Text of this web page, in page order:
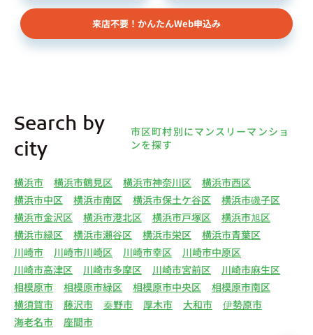
依頼者、 公開情報などから取得した不動産所有者
様（以下総称して「オーナー様」といいます）の個
人情報を取得します。取得する個人情報は、上記
下記（1）～（13）における利用目的のために利用
し、また、利用目的を達成するために必要な範囲で
リー物件の紹介、利用契約に関する連絡、利用契約
の締結、履行。（2）弊社の他のマンスリー物件お
よびサービスの紹介ならびにお客様・オーナー様に
とって有用と思われる弊社提携先の商品・サービス
等を紹介するためのダイレクトメール、住環境向上
のためのアンケート等の発送（3）賃貸事業におけ
る情報・サービスを提供するための郵便物、電話、
電子メールまたは訪問等による営業活動（4）不動
産物件の紹介・賃貸借契約・サブリース契約等の締
結、履行および契約管理、契約後管理（5）弊社ホ
来店不要！かんたんWeb申込み
Search by
city
市区町村別にマンスリーマンショ
ンを探す
横浜市 横浜市鶴見区 横浜市神奈川区
横浜市西区
横浜市中区
横浜市南区 横浜市保土ケ谷区
横浜市磯子区
横浜市金沢区
横浜市港北区 横浜市戸塚区
横浜市旭区
横浜市緑区
横浜市瀬谷区 横浜市栄区
横浜市青葉区
川崎市
川崎市川崎区 川崎市幸区
川崎市中原区
川崎市高津区
川崎市多摩区 川崎市宮前区
川崎市麻生区
相模原市
相模原市緑区 相模原市中央区
相模原市南区
横須賀市
藤沢市 秦野市 厚木市 大和市
伊勢原市
海老名市
座間市